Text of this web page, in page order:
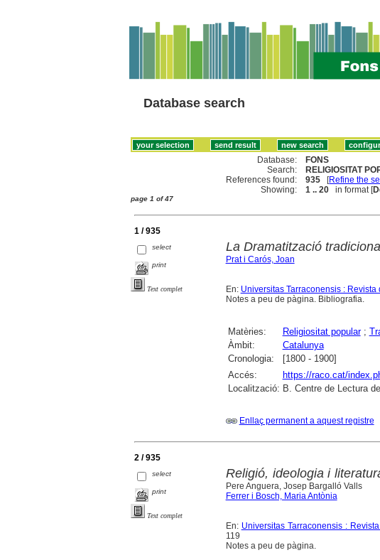
Database search
Database:
FONS
Search:
RELIGIOSITAT
References found:
935 [Refine the
Showing:
1 .. 20 in format [
page 1 of 47
1 / 935
select
print
Text complet
La Dramatització
Prat i Carós, Joan
En: Universitas Tarraconensis :
Notes a peu de pàgina. Bibliografia.
Matèries: Religiositat popular;
Àmbit:
Catalunya
Cronologia:
[1800 - 1900]
Accés:
https://raco.cat/
Localització: B. Centre de Lectura
Enllaç permanent a aquest registre
2 / 935
select
print
Text complet
Religió, ideologia i
Pere Anguera, Josep Bargalló Valls
Ferrer i Bosch, Maria Antònia
En: Universitas Tarraconensis :
119
Notes a peu de pàgina.